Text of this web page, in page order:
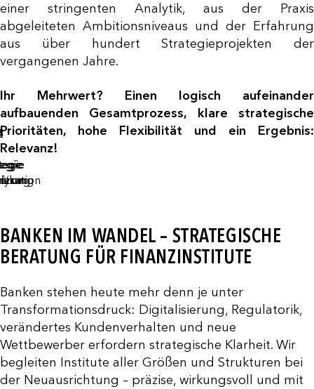
einer stringenten Analytik, aus der Praxis
abgeleiteten Ambitionsniveaus und der Erfahrung
aus über hundert Strategieprojekten der
vergangenen Jahre.
Ihr Mehrwert? Einen logisch aufeinander
aufbauenden Gesamtprozess, klare strategische
Prioritäten, hohe Flexibilität und ein Ergebnis:
Relevanz!
&
sowie
der
BANKEN IM WANDEL – STRATEGISCHE
BERATUNG FÜR FINANZINSTITUTE
Banken stehen heute mehr denn je unter
Transformationsdruck: Digitalisierung, Regulatorik,
verändertes Kundenverhalten und neue
Wettbewerber erfordern strategische Klarheit. Wir
begleiten Institute aller Größen und Strukturen bei
der Neuausrichtung – präzise, wirkungsvoll und mit